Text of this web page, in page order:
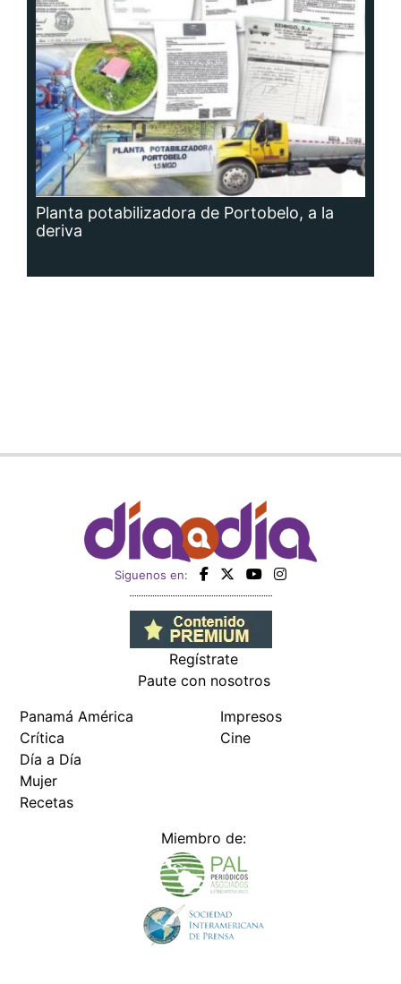
Planta potabilizadora de Portobelo, a la
deriva
Siguenos en:
Regístrate
Paute con nosotros
Panamá América
Crítica
Día a Día
Mujer
Recetas
Impresos
Cine
Miembro de: